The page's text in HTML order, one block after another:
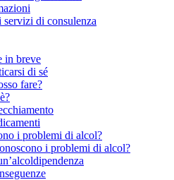
di consulenza
in breve
di sé
fare?
i problemi di alcol?
i problemi di alcol?